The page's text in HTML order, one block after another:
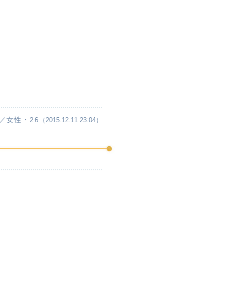
／女性・26 （2015.12.11 23:04）